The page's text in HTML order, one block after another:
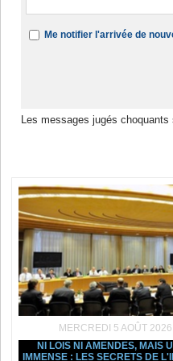
Me notifier l'arrivée de
Les messages jugés
MERCREDI 5 AOÛT
NI LOIS NI AMENDES, MAIS
IMMENSE : LES SECRETS DE